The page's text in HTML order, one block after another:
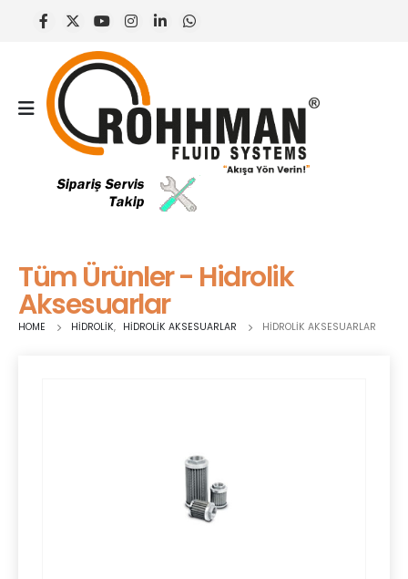
Tüm Ürünler - Hidrolik
Aksesuarlar
HOME HIDROLIK, HIDROLIK AKSESUARLAR HIDROLIK AKSESUARLAR